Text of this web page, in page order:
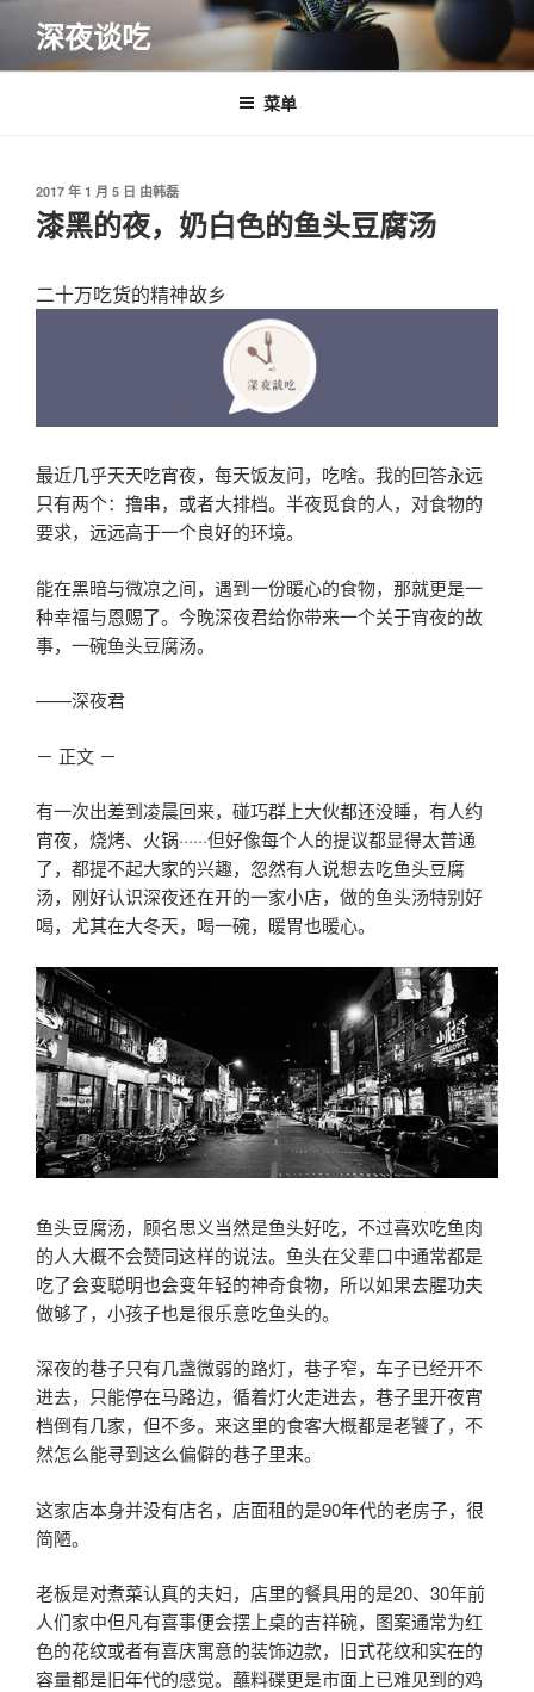
内
深夜谈吃
菜单
发
布
于
2017 年 1 月 5 日 由韩磊
漆黑的夜，奶白色的鱼头豆腐汤
二十万吃货的精神故乡
最近几乎天天吃宵夜，每天饭友问，吃啥。我的回答永远
只有两个：撸串，或者大排档。半夜觅食的人，对食物的
要求，远远高于一个良好的环境。
能在黑暗与微凉之间，遇到一份暖心的食物，那就更是一
种幸福与恩赐了。今晚深夜君给你带来一个关于宵夜的故
事，一碗鱼头豆腐汤。
——深夜君
－ 正文 －
有一次出差到凌晨回来，碰巧群上大伙都还没睡，有人约
宵夜，烧烤、火锅······但好像每个人的提议都显得太普通
了，都提不起大家的兴趣，忽然有人说想去吃鱼头豆腐
汤，刚好认识深夜还在开的一家小店，做的鱼头汤特别好
喝，尤其在大冬天，喝一碗，暖胃也暖心。
鱼头豆腐汤，顾名思义当然是鱼头好吃，不过喜欢吃鱼肉
的人大概不会赞同这样的说法。鱼头在父辈口中通常都是
吃了会变聪明也会变年轻的神奇食物，所以如果去腥功夫
做够了，小孩子也是很乐意吃鱼头的。
深夜的巷子只有几盏微弱的路灯，巷子窄，车子已经开不
进去，只能停在马路边，循着灯火走进去，巷子里开夜宵
档倒有几家，但不多。来这里的食客大概都是老饕了，不
然怎么能寻到这么偏僻的巷子里来。
这家店本身并没有店名，店面租的是90年代的老房子，很
简陋。
老板是对煮菜认真的夫妇，店里的餐具用的是20、30年前
人们家中但凡有喜事便会摆上桌的吉祥碗，图案通常为红
色的花纹或者有喜庆寓意的装饰边款，旧式花纹和实在的
容量都是旧年代的感觉。蘸料碟更是市面上已难见到的鸡